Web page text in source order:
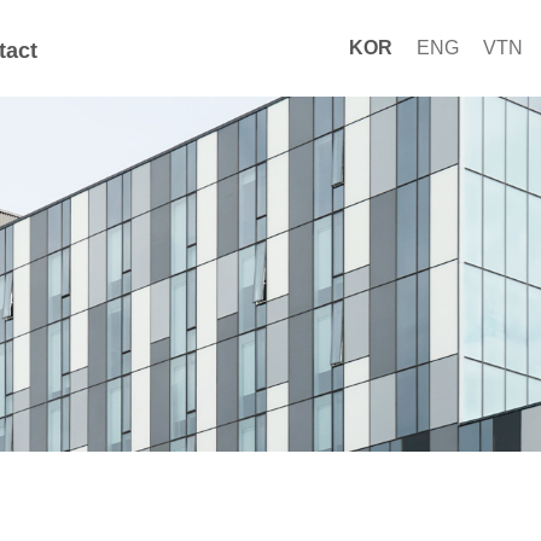
KOR ENG VTN